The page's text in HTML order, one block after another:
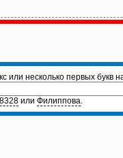
или несколько первых букв
или Филиппова.